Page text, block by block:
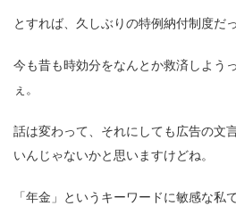
とすれば、久しぶりの特例納付制度だ
今も昔も時効分をなんとか救済しよう
ぇ。
話は変わって、それにしても広告の文
いんじゃないかと思いますけどね。
「年金」というキーワードに敏感な私